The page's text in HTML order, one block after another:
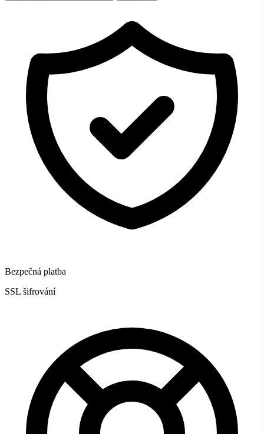
Bezpečná platba
SSL šifrování